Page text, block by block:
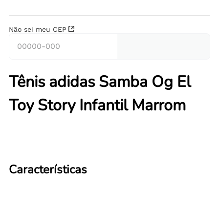
Não sei meu CEP
Tênis adidas Samba Og El
Toy Story Infantil Marrom
Características